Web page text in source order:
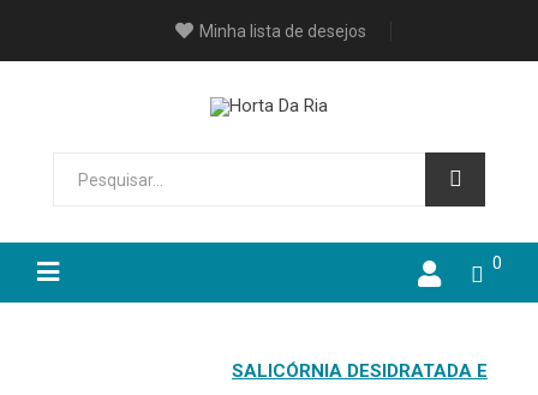
Minha lista de desejos
0
SALICÓRNIA DESIDRATADA E